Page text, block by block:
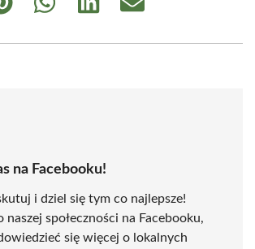
Share
Share
Share
Share
na Facebooku!
i dziel się tym co najlepsze!
naszej społeczności na Facebooku,
się więcej o lokalnych